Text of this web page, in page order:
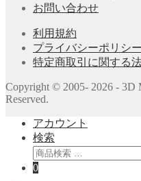
お問い合わせ
利用規約
プライバシーポリシー
特定商取引に関する
Copyright © 2005- 2026 -
Reserved.
アカウント
検索
検
索
0